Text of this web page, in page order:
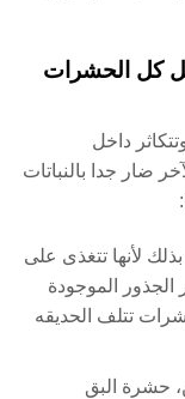
كل الحشرات
داخل
ضار جدا بالنباتات
لأنها تتغذى على
الجذور الموجودة
تتلف الحديقه
حشرة البق